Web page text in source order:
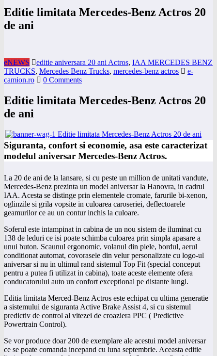
Editie limitata Mercedes-Benz Actros 20
de ani
eNEWS editie aniversara 20 ani Actros, IAA MERCEDES BENZ
TRUCKS, Mercedes Benz Trucks, mercedes-benz actros
e-
camion.ro
0 Comments
Editie limitata Mercedes-Benz Actros 20
de ani
Siguranta, confort si economie, asa este caracterizat
modelul aniversar Mercedes-Benz Actros.
La 20 de ani de la lansare, si cu peste un million de unitati vandute,
Mercedes-Benz prezinta un model aniversar la Hanovra, in cadrul
IAA. Acesta se distinge prin elementele cromate, farurile bi-xenon,
oglinzile si grila vopsite in culoarea caroseriei, deflectoarele
geamurilor ce au un contur inchis la culoare.
Soferul este intampinat in cabina de un nou sistem de iluminat cu
138 de leduri ce isi poate schimba culoarea prin simpla apasare a
unui buton. Scaunul ergonomic, volanul din piele, bordul, aerul
conditionat automat, covorasele din velur personalizate cu logo-ul
aniversar si nu in ultimul rand sistemul Top Fit (special conceput
pentru a putea fi utilizat in cabina), toate aceste elemente ofera
conducatorului auto un confort exceptional pe distante lungi.
Editia limitata Merced-Benz Actros este echipat cu ultima generatie
a sistemului de siguranta Active Brake Assist 4, si cu sistemul
predictiv de control al vitezei de croaziera PPC ( Predictive
Powertrain Control).
Se vor produce doar 200 de exemplare ale acestui model aniversar
ce se poate comanda incepand cu luna septembrie. Aceasta editie